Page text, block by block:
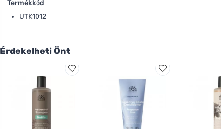
Termékkód
UTK1012
Érdekelheti Önt